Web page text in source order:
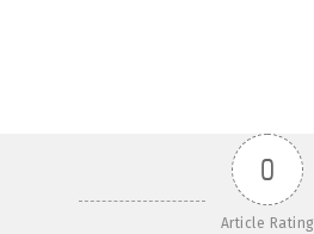
0
Article Rating